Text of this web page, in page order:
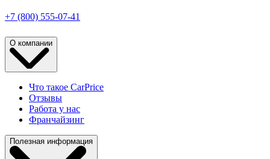
+7 (800) 555-07-41
О компании
Что такое CarPrice
Отзывы
Работа у нас
Франчайзинг
Полезная информация